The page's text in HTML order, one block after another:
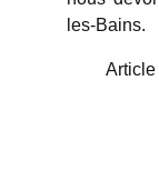
les-Bains.
Article